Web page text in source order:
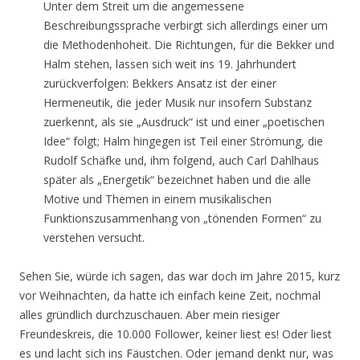
Unter dem Streit um die angemessene
Beschreibungssprache verbirgt sich allerdings einer um
die Methodenhoheit. Die Richtungen, für die Bekker und
Halm stehen, lassen sich weit ins 19. Jahrhundert
zurückverfolgen: Bekkers Ansatz ist der einer
Hermeneutik, die jeder Musik nur insofern Substanz
zuerkennt, als sie „Ausdruck“ ist und einer „poetischen
Idee“ folgt; Halm hingegen ist Teil einer Strömung, die
Rudolf Schäfke und, ihm folgend, auch Carl Dahlhaus
später als „Energetik“ bezeichnet haben und die alle
Motive und Themen in einem musikalischen
Funktionszusammenhang von „tönenden Formen“ zu
verstehen versucht.
Sehen Sie, würde ich sagen, das war doch im Jahre 2015, kurz
vor Weihnachten, da hatte ich einfach keine Zeit, nochmal
alles gründlich durchzuschauen. Aber mein riesiger
Freundeskreis, die 10.000 Follower, keiner liest es! Oder liest
es und lacht sich ins Fäustchen. Oder jemand denkt nur, was